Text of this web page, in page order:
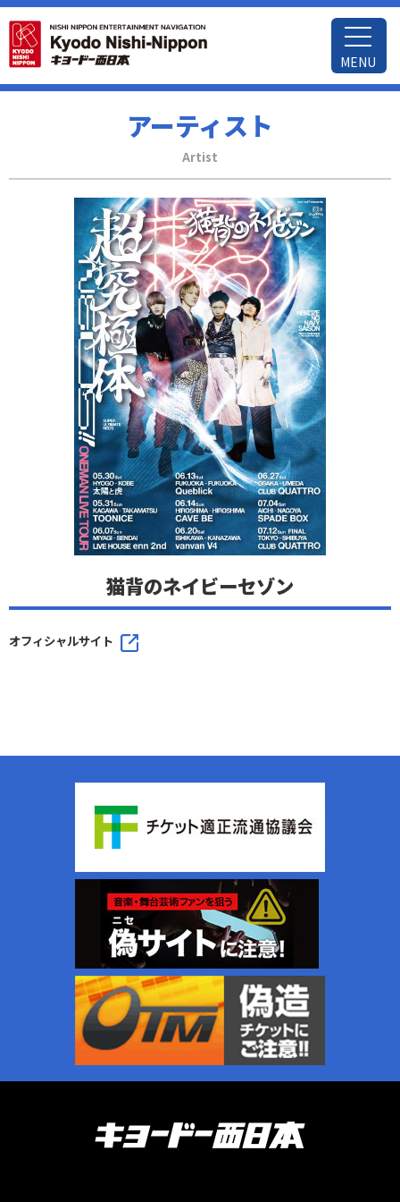
MENU
アーティスト
Artist
猫背のネイビーセゾン
オフィシャルサイト